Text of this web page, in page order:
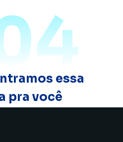
essa
pra você